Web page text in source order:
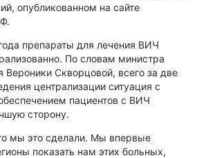
опубликованном на сайте
препараты для лечения ВИЧ
По словам министра
Вероники Скворцовой, всего за две
централизации ситуация с
пациентов с ВИЧ
сторону.
мы это сделали. Мы впервые
показать нам этих больных,